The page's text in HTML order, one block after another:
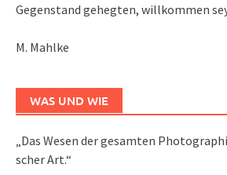
Gegenstand gehegten, willkommen
M. Mahlke
WAS UND WIE
„Das We­sen der ge­sam­ten
scher Art.“